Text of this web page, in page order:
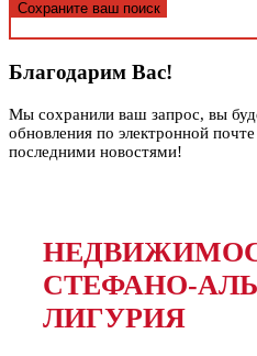
Сохраните ваш поиск
Благодарим Вас!
Мы сохранили ваш запрос, вы
обновления по электронной
последними новостями!
СТЕФАНО-
ЛИГУРИЯ